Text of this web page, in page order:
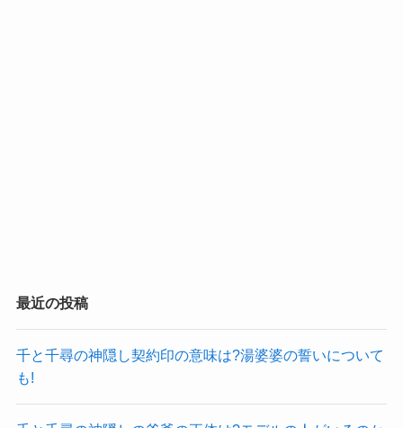
最近の投稿
千と千尋の神隠し契約印の意味は?湯婆婆の誓いについて
も!